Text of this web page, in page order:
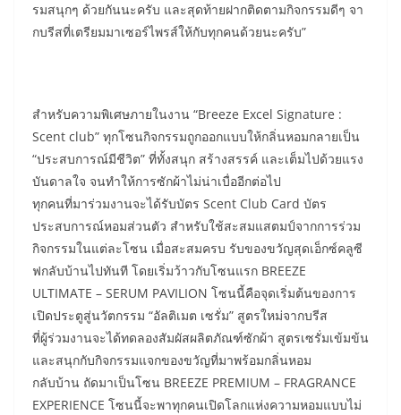
รมสนุกๆ ด้วยกันนะครับ และสุดท้ายฝากติดตามกิจกรรมดีๆ จา
กบรีสที่เตรียมมาเซอร์ไพรส์ให้กับทุกคนด้วยนะครับ”
สำหรับความพิเศษภายในงาน “Breeze Excel Signature :
Scent club” ทุกโซนกิจกรรมถูกออกแบบให้กลิ่นหอมกลายเป็น
“ประสบการณ์มีชีวิต” ที่ทั้งสนุก สร้างสรรค์ และเต็มไปด้วยแรง
บันดาลใจ จนทำให้การซักผ้าไม่น่าเบื่ออีกต่อไป
ทุกคนที่มาร่วมงานจะได้รับบัตร Scent Club Card บัตร
ประสบการณ์หอมส่วนตัว สำหรับใช้สะสมแสตมป์จากการร่วม
กิจกรรมในแต่ละโซน เมื่อสะสมครบ รับของขวัญสุดเอ็กซ์คลูซี
ฟกลับบ้านไปทันที โดยเริ่มว้าวกับโซนแรก BREEZE
ULTIMATE – SERUM PAVILION โซนนี้คือจุดเริ่มต้นของการ
เปิดประตูสู่นวัตกรรม “อัลติเมต เซรั่ม” สูตรใหม่จากบรีส
ที่ผู้ร่วมงานจะได้ทดลองสัมผัสผลิตภัณฑ์ซักผ้า สูตรเซรั่มเข้มข้น
และสนุกกับกิจกรรมแจกของขวัญที่มาพร้อมกลิ่นหอม
กลับบ้าน ถัดมาเป็นโซน BREEZE PREMIUM – FRAGRANCE
EXPERIENCE โซนนี้จะพาทุกคนเปิดโลกแห่งความหอมแบบไม่